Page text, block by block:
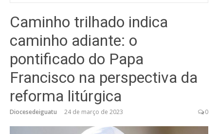
Caminho trilhado indica
caminho adiante: o
pontificado do Papa
Francisco na perspectiva da
reforma litúrgica
Diocesedeiguatu 24 de março de 2023 0